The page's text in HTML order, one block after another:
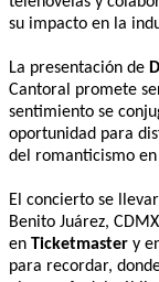
su impacto en la
La presentación de
Cantoral promete
sentimiento se
oportunidad para
del romanticismo
El concierto se
Benito Juárez,
en Ticketmaster y
para recordar,